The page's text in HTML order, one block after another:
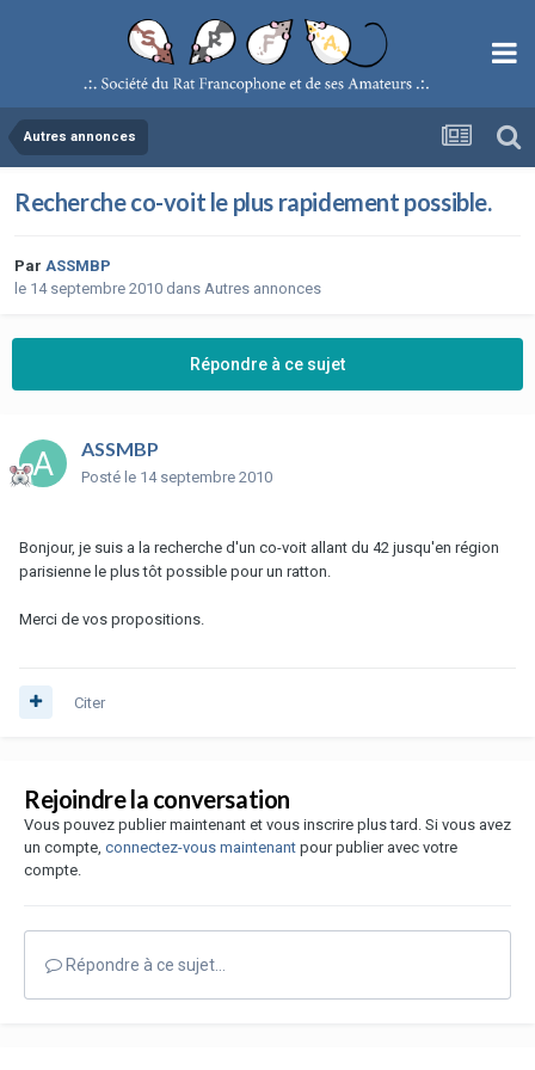
Autres annonces
Recherche co-voit le plus rapidement possible.
Par ASSMBP
le 14 septembre 2010 dans Autres annonces
Répondre à ce sujet
ASSMBP
Posté le 14 septembre 2010
Bonjour, je suis a la recherche d'un co-voit allant du 42 jusqu'en région
parisienne le plus tôt possible pour un ratton.
Merci de vos propositions.
Citer
Rejoindre la conversation
Vous pouvez publier maintenant et vous inscrire plus tard. Si vous avez
un compte, connectez-vous maintenant pour publier avec votre
compte.
Répondre à ce sujet…